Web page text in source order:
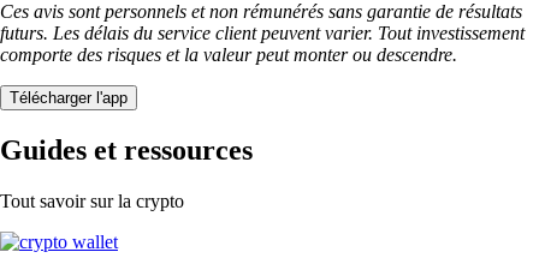
Ces avis sont personnels et non rémunérés sans garantie de résultats
futurs. Les délais du service client peuvent varier. Tout investissement
comporte des risques et la valeur peut monter ou descendre.
Télécharger l'app
Guides et ressources
Tout savoir sur la crypto